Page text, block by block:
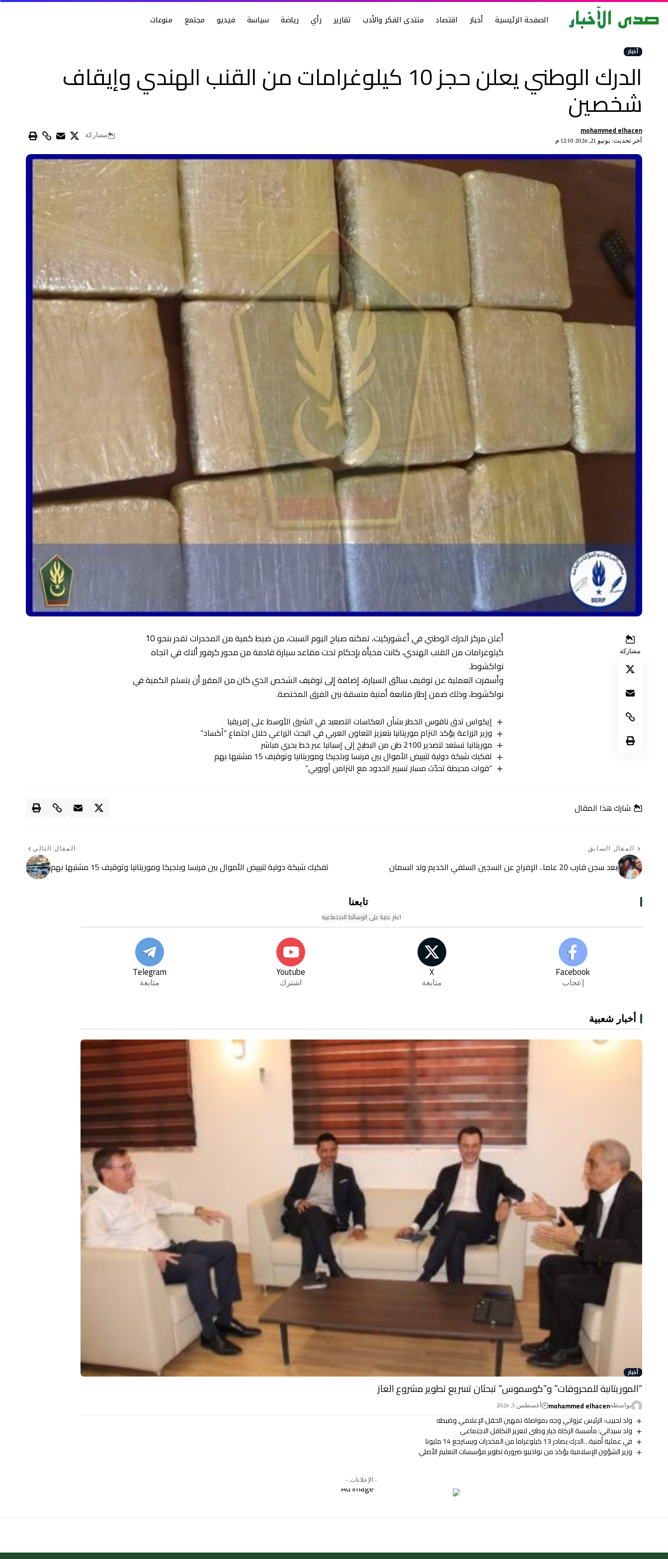
الصفحة الرئيسية أخبار اقتصاد منتدى الفكر والأدب تقارير رأي رياضة سياسة فيديو مجتمع منوعات
أخبار
الدرك الوطني يعلن حجز 10 كيلوغرامات من القنب الهندي وإيقاف
شخصين
آخر تحديث: يونيو 21, 2026 12:10 م
mohammed elhacen مشاركة
مشاركة
أعلن مركز الدرك الوطني في أغشوركيت، تمكنه صباح اليوم السبت، من ضبط كمية من المخدرات تقدر بنحو 10
كيلوغرامات من القنب الهندي، كانت مخبأة بإحكام تحت مقاعد سيارة قادمة من محور كرفور ألاك في اتجاه
نواكشوط.
وأسفرت العملية عن توقيف سائق السيارة، إضافة إلى توقيف الشخص الذي كان من المقرر أن يتسلم الكمية في
نواكشوط، وذلك ضمن إطار متابعة أمنية منسقة بين الفرق المختصة.
إيكواس تدق ناقوس الخطر بشأن انعكاسات التصعيد في الشرق الأوسط على إفريقيا
وزير الزراعة يؤكد التزام موريتانيا بتعزيز التعاون العربي في البحث الزراعي خلال اجتماع “أكساد”
موريتانيا تستعد لتصدير 2100 طن من البطيخ إلى إسبانيا عبر خط بحري مباشر
تفكيك شبكة دولية لتبييض الأموال بين فرنسا وبلجيكا وموريتانيا وتوقيف 15 مشتبها بهم
“قوات محیطة تحدّث مسار تسيير الحدود مع التزامن أوروبي”
شارك هذا المقال
المقال السابق
بعد سجن قارب 20 عاما.. الإفراج عن السجين السلفي الخديم ولد السمان
المقال التالي
تفكيك شبكة دولية لتبييض الأموال بين فرنسا وبلجيكا وموريتانيا وتوقيف 15 مشتبها بهم
تابعنا
اعثر علينا على الوسائط الاجتماعية
Facebook
إعجاب
X
متابعة
Youtube
اشترك
Telegram
متابعة
أخبار شعبية
أخبار
“الموريتانية للمحروقات” و”كوسموس” تبحثان تسريع تطوير مشروع الغاز
بواسطةmohammed elhacen أغسطس 5, 2026
ولد لحبيب: الرئيس غزواني وجه بمواصلة تمهين الحقل الإعلامي وضبطه
ولد سيداتي: مأسسة الزكاة خيار وطني لتعزيز التكافل الاجتماعي
في عملية أمنية…الدرك يصادر 13 كيلوغراما من المخدرات ويسترجع 14 مليونا
وزير الشؤون الإسلامية يؤكد من نواذيبو ضرورة تطوير مؤسسات التعليم الأصلي
- الإعلانات -